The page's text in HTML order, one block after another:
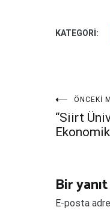
KATEGORI:
Yazı
ÖNCEKI
“Siirt
Bir
E-posta